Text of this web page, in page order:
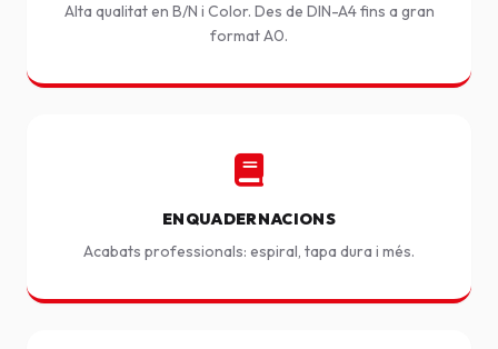
Alta qualitat en B/N i Color. Des de DIN-A4 fins a gran
format A0.
ENQUADERNACIONS
Acabats professionals: espiral, tapa dura i més.